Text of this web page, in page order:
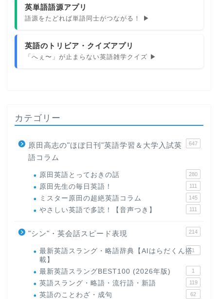
英単語語源アプリ
語源をたどれば単語同士がつながる！ ▶
英語のトリビア・クイズアプリ
「へぇ〜」が止まらない英語雑学クイズ ▶
カテゴリー
原田高志の"ほぼ日刊"英語学習＆大学入試英
語コラム
647
原田英語とっておきの話 280
原田先生の毎日英語！ 111
ミスター原田の超絶英語コラム 145
やさしい英語で多読！【音声つき】 111
"シン"・英会話スピード表現 214
最新英語スラング・略語辞典【AIはらだくん搭
載】
1
最新英語スラングBEST100 (2026年版) 1
英語スラング・略語・流行語・新語 119
英語のことわざ・成句 62